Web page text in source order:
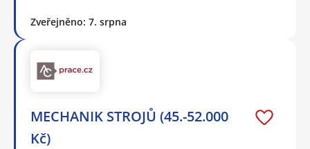
Zveřejněno: 7. srpna
MECHANIK STROJŮ (45.-52.000
Kč)